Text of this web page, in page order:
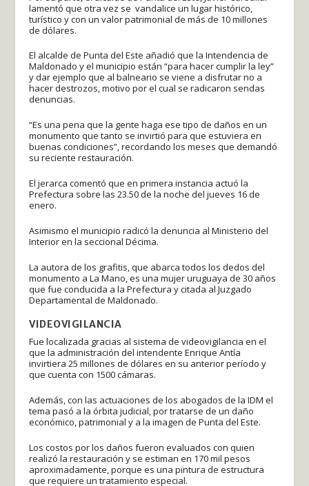
lamentó que otra vez se vandalice un lugar histórico,
turístico y con un valor patrimonial de más de 10 millones
de dólares.
El alcalde de Punta del Este añadió que la Intendencia de
Maldonado y el municipio están “para hacer cumplir la ley”
y dar ejemplo que al balneario se viene a disfrutar no a
hacer destrozos, motivo por el cual se radicaron sendas
denuncias.
“Es una pena que la gente haga ese tipo de daños en un
monumento que tanto se invirtió para que estuviera en
buenas condiciones”, recordando los meses que demandó
su reciente restauración.
El jerarca comentó que en primera instancia actuó la
Prefectura sobre las 23.50 de la noche del jueves 16 de
enero.
Asimismo el municipio radicó la denuncia al Ministerio del
Interior en la seccional Décima.
La autora de los grafitis, que abarca todos los dedos del
monumento a La Mano, es una mujer uruguaya de 30 años
que fue conducida a la Prefectura y citada al Juzgado
Departamental de Maldonado.
VIDEOVIGILANCIA
Fue localizada gracias al sistema de videovigilancia en el
que la administración del intendente Enrique Antía
invirtiera 25 millones de dólares en su anterior período y
que cuenta con 1500 cámaras.
Además, con las actuaciones de los abogados de la IDM el
tema pasó a la órbita judicial, por tratarse de un daño
económico, patrimonial y a la imagen de Punta del Este.
Los costos por los daños fueron evaluados con quien
realizó la restauración y se estiman en 170 mil pesos
aproximadamente, porque es una pintura de estructura
que requiere un tratamiento especial.